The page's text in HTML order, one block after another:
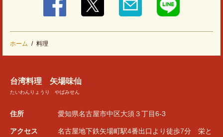
ホーム 料理
台湾料理 矢場味仙
たいわんりょうり やばみせん
住所 愛知県名古屋市中区大須３丁目6-3
アクセス
名古屋地下鉄矢場町駅4番出口より徒歩7分 栄と